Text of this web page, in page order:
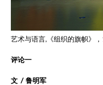
艺术与语言,《组织的旗帜》
评论一
文 / 鲁明军